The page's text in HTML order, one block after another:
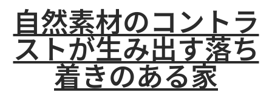
自然素材のコントラ
ストが生み出す落ち
着きのある家